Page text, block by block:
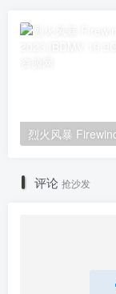
评论 抢沙发